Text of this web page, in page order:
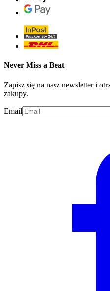
Never Miss a Beat
Zapisz się na nasz newsletter i
zakupy.
Email